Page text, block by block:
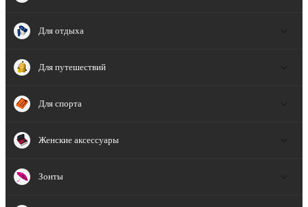
Для отдыха
Для путешествий
Для спорта
Женские аксессуары
Зонты